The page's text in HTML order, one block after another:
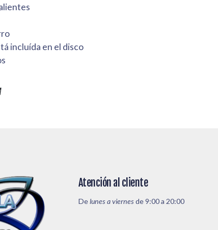
incluída en el disco
Atención al cliente
Delunes a viernesde 9:00 a 20:00